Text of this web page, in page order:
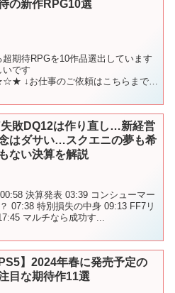
の新作RPG10選
期待RPGを10作品選出しています
いです
事のご依頼はこちらまで
失敗DQ12は作り直し…新経営
はダサい…スクエニの夢も希
ない決算を解説
決算発表 03:39 コンシューマー
07:38 特別損失の中身 09:13 FF7リ
マルチなら成功す...
PS5】2024年春に発売予定の
目な期待作11選